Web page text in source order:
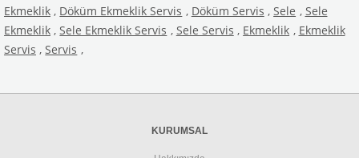
Ekmeklik , Döküm Ekmeklik Servis , Döküm Servis , Sele , Sele
Ekmeklik , Sele Ekmeklik Servis , Sele Servis , Ekmeklik , Ekmeklik
Servis , Servis ,
KURUMSAL